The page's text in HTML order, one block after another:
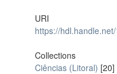
URI
https://
Collections
Ciências (Litoral) [20]